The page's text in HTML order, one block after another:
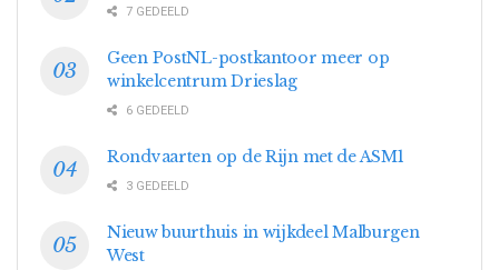
7 GEDEELD
Geen PostNL-postkantoor meer op
winkelcentrum Drieslag
6 GEDEELD
Rondvaarten op de Rijn met de ASM1
3 GEDEELD
Nieuw buurthuis in wijkdeel Malburgen
West